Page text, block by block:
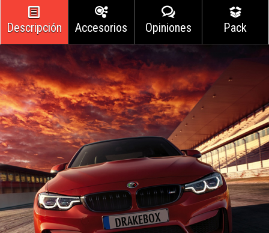
Descripción Accesorios Opiniones Pack